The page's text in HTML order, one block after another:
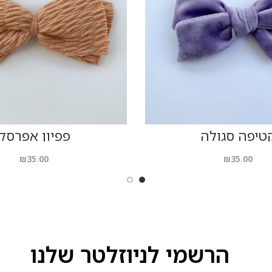
הוסיפי לסל
סגולה
₪35.00
הוסיפי לסלפפיון
₪35.00
הרשמי לניוזלטר שלנו